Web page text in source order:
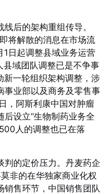
后的架构重组传导。
将解散的消息在市场流
日起调整县域业务运营
域团队调整已是不争事
新一轮组织架构调整，涉
事业部以及商务及零售事
，阿斯利康中国对肿瘤
设立“生物制药业务全
人的调整也已在落
判的定价压力。丹麦药企
非的在华独家商业化权
售环节，中国销售团队